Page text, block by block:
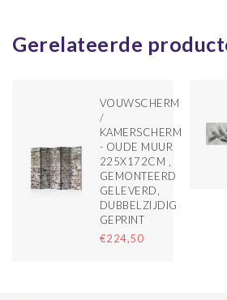
Gerelateerde
VOUWSCHERM
/
KAMERSCHERM
- OUDE MUUR
225X172CM ,
GEMONTEERD
GELEVERD,
DUBBELZIJDIG
GEPRINT
€224,50